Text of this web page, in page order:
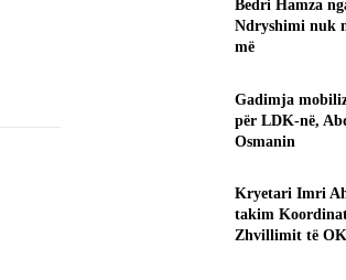
Bedri Hamza
Ndryshimi nuk
më
Gadimja
për LDK-në,
Osmanin
Kryetari Imri
takim
Zhvillimit të